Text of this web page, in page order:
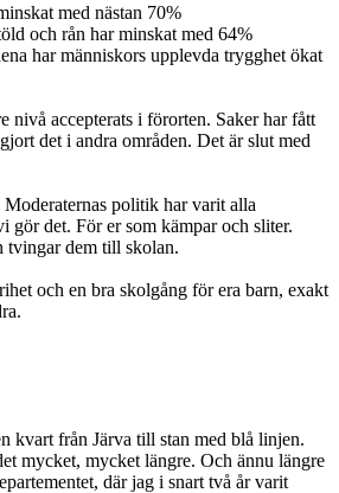
med nästan 70%
och rån har minskat med 64%
har människors upplevda trygghet ökat
nivå accepterats i förorten. Saker har fått
det i andra områden. Det är slut med
politik har varit alla
gör det. För er som kämpar och sliter.
tvingar dem till skolan.
och en bra skolgång för era barn, exakt
kvart från Järva till stan med blå linjen.
mycket, mycket längre. Och ännu längre
där jag i snart två år varit